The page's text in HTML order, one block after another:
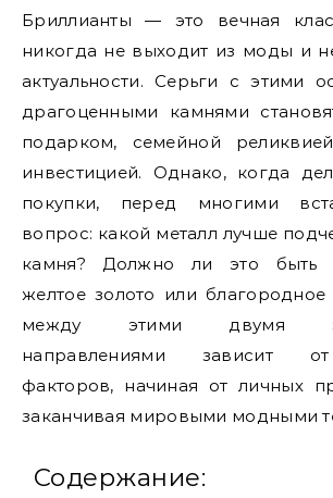
Бриллианты — это вечная
никогда не выходит из моды и
актуальности. Серьги с этими
драгоценными камнями
подарком, семейной
инвестицией. Однако, когда
покупки, перед многими
вопрос: какой металл лучше
камня? Должно ли это быть
желтое золото или
между этими двумя
направлениями зависит
факторов, начиная от личных
заканчивая мировыми модными
Содержание: